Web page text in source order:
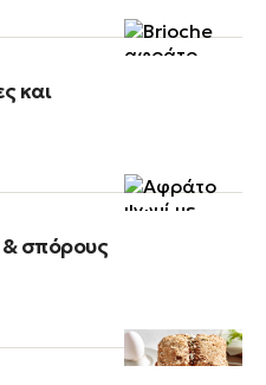
και
& σπόρους